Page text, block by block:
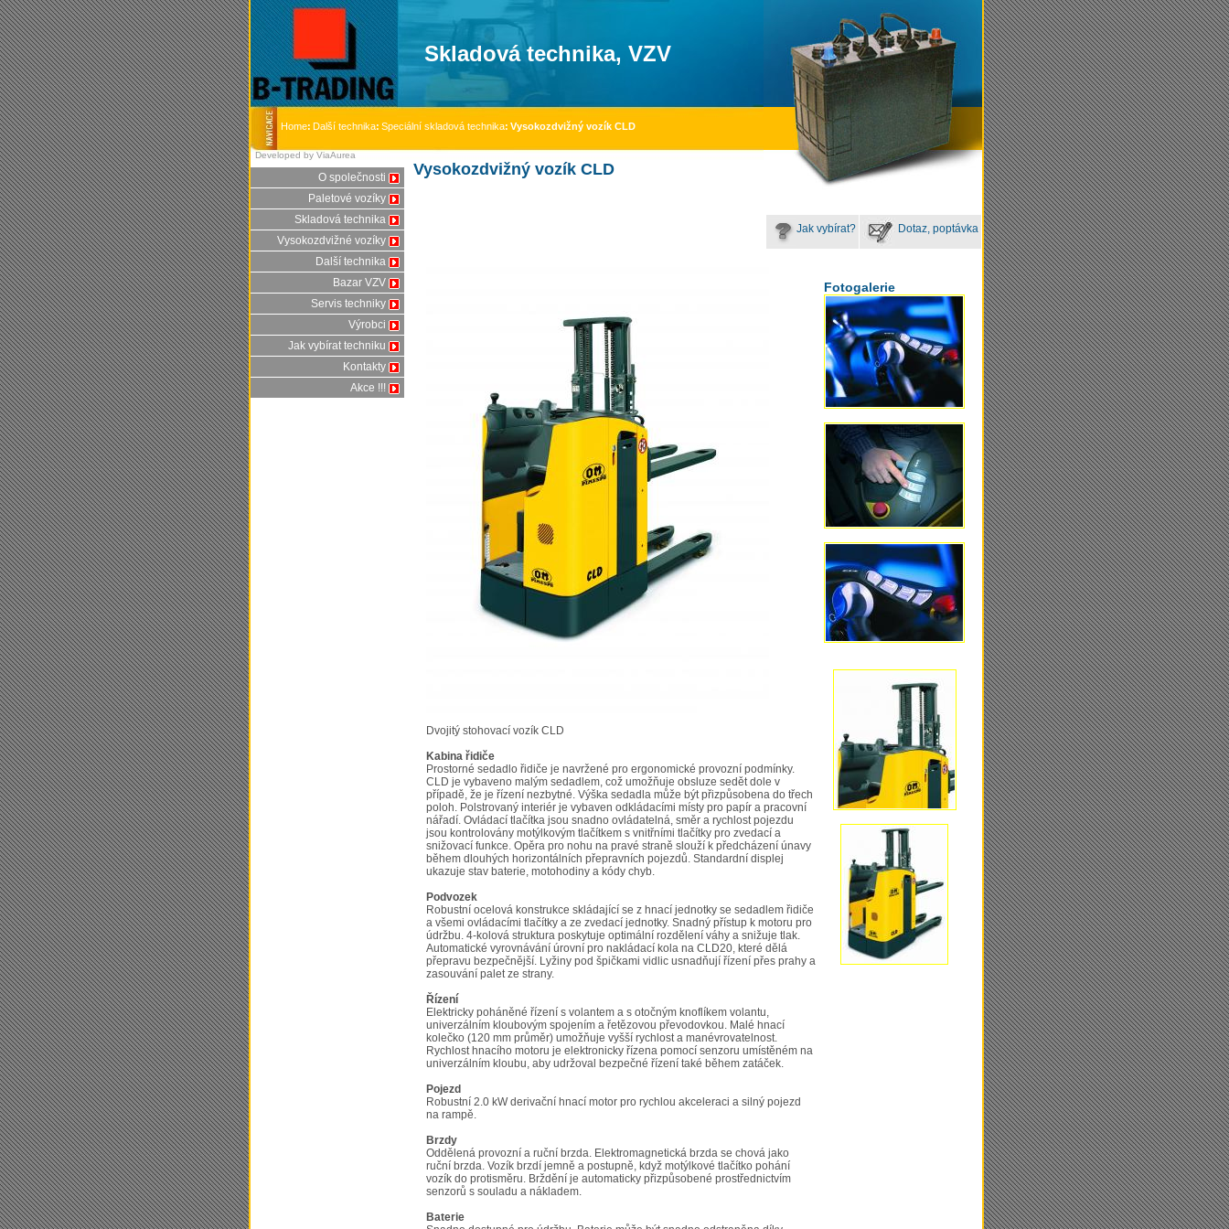
Skladová technika, VZV
Home: Další technika: Speciální skladová technika: Vysokozdvižný vozík CLD
Developed by ViaAurea
Vysokozdvižný vozík CLD
Jak vybírat? Dotaz, poptávka
Dvojitý stohovací vozík CLD
Kabina řidiče
Prostorné sedadlo řidiče je navržené pro ergonomické provozní podmínky.
CLD je vybaveno malým sedadlem, což umožňuje obsluze sedět dole v
případě, že je řízení nezbytné. Výška sedadla může být přizpůsobena do třech
poloh. Polstrovaný interiér je vybaven odkládacími místy pro papír a pracovní
nářadí. Ovládací tlačítka jsou snadno ovládatelná, směr a rychlost pojezdu
jsou kontrolovány motýlkovým tlačítkem s vnitřními tlačítky pro zvedací a
snižovací funkce. Opěra pro nohu na pravé straně slouží k předcházení únavy
během dlouhých horizontálních přepravních pojezdů. Standardní displej
ukazuje stav baterie, motohodiny a kódy chyb.
Podvozek
Robustní ocelová konstrukce skládající se z hnací jednotky se sedadlem řidiče
a všemi ovládacími tlačítky a ze zvedací jednotky. Snadný přístup k motoru pro
údržbu. 4-kolová struktura poskytuje optimální rozdělení váhy a snižuje tlak.
Automatické vyrovnávání úrovní pro nakládací kola na CLD20, které dělá
přepravu bezpečnější. Lyžiny pod špičkami vidlic usnadňují řízení přes prahy a
zasouvání palet ze strany.
Řízení
Elektricky poháněné řízení s volantem a s otočným knoflíkem volantu,
univerzálním kloubovým spojením a řetězovou převodovkou. Malé hnací
kolečko (120 mm průměr) umožňuje vyšší rychlost a manévrovatelnost.
Rychlost hnacího motoru je elektronicky řízena pomocí senzoru umístěném na
univerzálním kloubu, aby udržoval bezpečné řízení také během zatáček.
Pojezd
Robustní 2.0 kW derivační hnací motor pro rychlou akceleraci a silný pojezd
na rampě.
Brzdy
Oddělená provozní a ruční brzda. Elektromagnetická brzda se chová jako
ruční brzda. Vozík brzdí jemně a postupně, když motýlkové tlačítko pohání
vozík do protisměru. Brždění je automaticky přizpůsobené prostřednictvím
senzorů s souladu a nákladem.
Baterie
Fotogalerie
O společnosti
Paletové vozíky
Skladová technika
Vysokozdvižné vozíky
Další technika
Bazar VZV
Servis techniky
Výrobci
Jak vybírat techniku
Kontakty
Akce !!!